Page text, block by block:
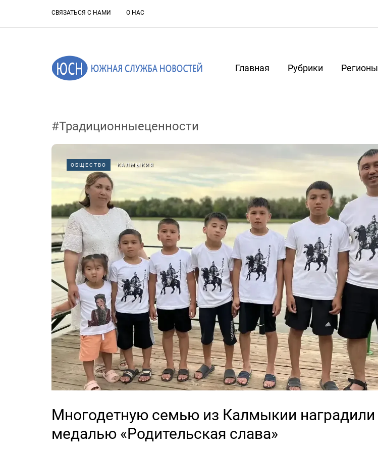
СВЯЗАТЬСЯ С НАМИ О НАС
Главная Рубрики Регионы
#Традиционныеценности
ОБЩЕСТВО КАЛМЫКИЯ
Многодетную семью из Калмыкии наградили
медалью «Родительская слава»